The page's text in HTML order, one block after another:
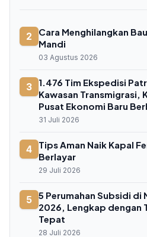
2
Cara Menghilangkan
Mandi
03 Agustus 2026
3
1.476 Tim Ekspedisi
Kawasan Transmigrasi,
Pusat Ekonomi Baru
31 Juli 2026
4
Tips Aman Naik Kapal
Berlayar
29 Juli 2026
5 5 Perumahan Subsidi di
2026, Lengkap dengan
Tepat
28 Juli 2026